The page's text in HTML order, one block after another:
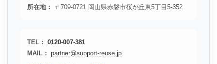
所在地：
〒709-0721 岡山県赤磐市桜が丘東5丁目5-352
TEL： 0120-007-381
MAIL： partner@support-reuse.jp